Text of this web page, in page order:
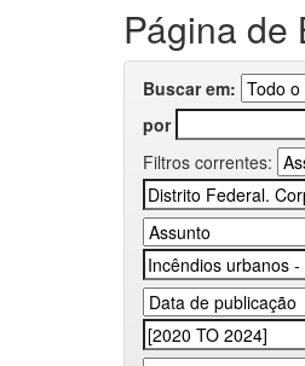
Página de
Buscar em:
por
Filtros correntes: